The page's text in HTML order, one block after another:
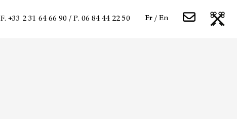
F. +33 2 31 64 66 90 / P. 06 84 44 22 50 Fr En